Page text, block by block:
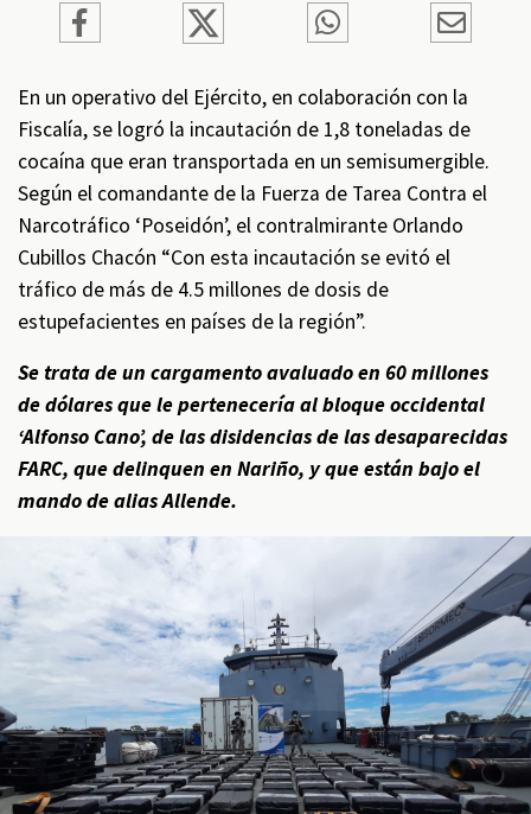
En un operativo del Ejército, en colaboración con la
Fiscalía, se logró la incautación de 1,8 toneladas de
cocaína que eran transportada en un semisumergible.
Según el comandante de la Fuerza de Tarea Contra el
Narcotráfico ‘Poseidón’, el contralmirante Orlando
Cubillos Chacón “Con esta incautación se evitó el
tráfico de más de 4.5 millones de dosis de
estupefacientes en países de la región”.
Se trata de un cargamento avaluado en 60 millones
de dólares que le pertenecería al bloque occidental
‘Alfonso Cano’, de las disidencias de las desaparecidas
FARC, que delinquen en Nariño, y que están bajo el
mando de alias Allende.